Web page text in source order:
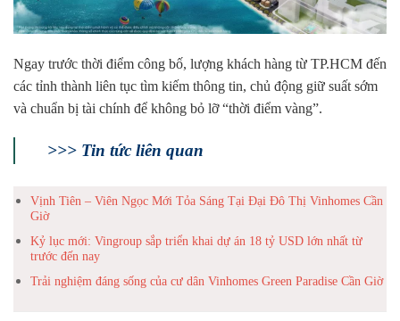
Ngay trước thời điểm công bố, lượng khách hàng từ TP.HCM đến
các tỉnh thành liên tục tìm kiếm thông tin, chủ động giữ suất sớm
và chuẩn bị tài chính để không bỏ lỡ “thời điểm vàng”.
>>> Tin tức liên quan
Vịnh Tiên – Viên Ngọc Mới Tỏa Sáng Tại Đại Đô Thị Vinhomes Cần
Giờ
Kỷ lục mới: Vingroup sắp triển khai dự án 18 tỷ USD lớn nhất từ
trước đến nay
Trải nghiệm đáng sống của cư dân Vinhomes Green Paradise Cần Giờ